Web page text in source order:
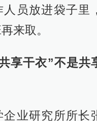
人员放进袋子里
来取。
享干衣”不是共
企业研究所所长